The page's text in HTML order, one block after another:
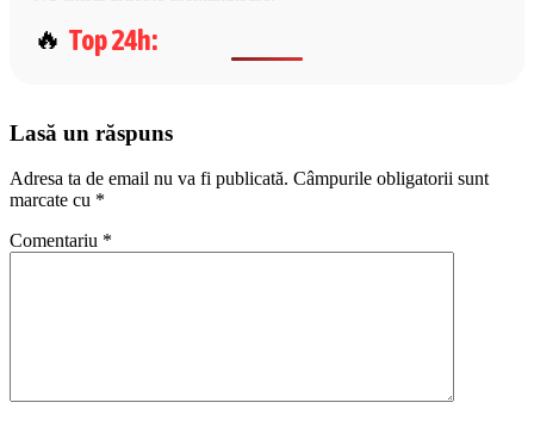
Top 24h:
Lasă un răspuns
Adresa ta de email nu va fi publicată. Câmpurile obligatorii sunt
marcate cu *
Comentariu *